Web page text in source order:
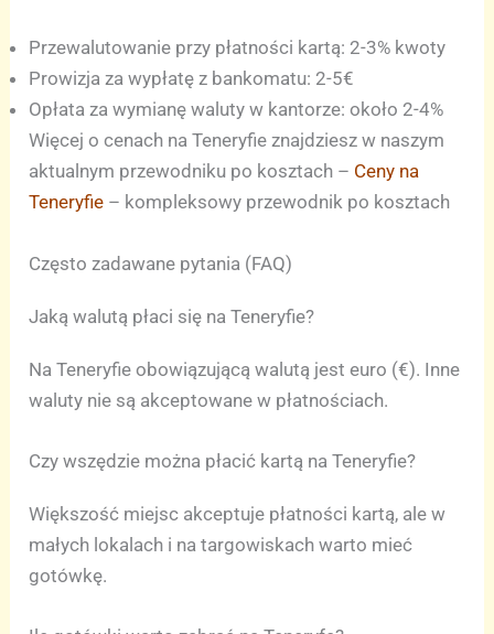
Przewalutowanie przy płatności kartą: 2-3% kwoty
Prowizja za wypłatę z bankomatu: 2-5€
Opłata za wymianę waluty w kantorze: około 2-4%
Więcej o cenach na Teneryfie znajdziesz w naszym
aktualnym przewodniku po kosztach – Ceny na
Teneryfie – kompleksowy przewodnik po kosztach
Często zadawane pytania (FAQ)
Jaką walutą płaci się na Teneryfie?
Na Teneryfie obowiązującą walutą jest euro (€). Inne
waluty nie są akceptowane w płatnościach.
Czy wszędzie można płacić kartą na Teneryfie?
Większość miejsc akceptuje płatności kartą, ale w
małych lokalach i na targowiskach warto mieć
gotówkę.